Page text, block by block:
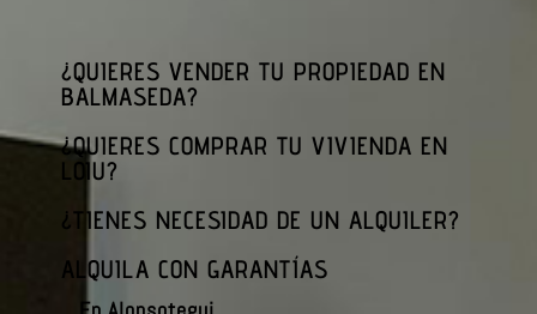
¿QUIERES VENDER TU PROPIEDAD EN
BALMASEDA?
¿QUIERES COMPRAR TU VIVIENDA EN
LOIU?
¿TIENES NECESIDAD DE UN ALQUILER?
ALQUILA CON GARANTÍAS